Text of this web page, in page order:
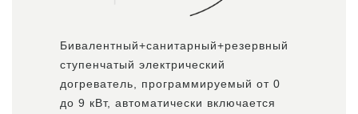
Бивалентный+санитарный+резервный
ступенчатый электрический
догреватель, программируемый от 0
до 9 кВт, автоматически включается